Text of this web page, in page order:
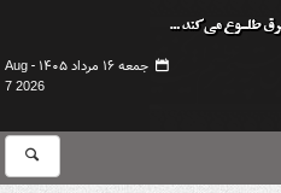
جمعه ۱۶ مرداد ۱۴۰۵ -
Aug
7 2026